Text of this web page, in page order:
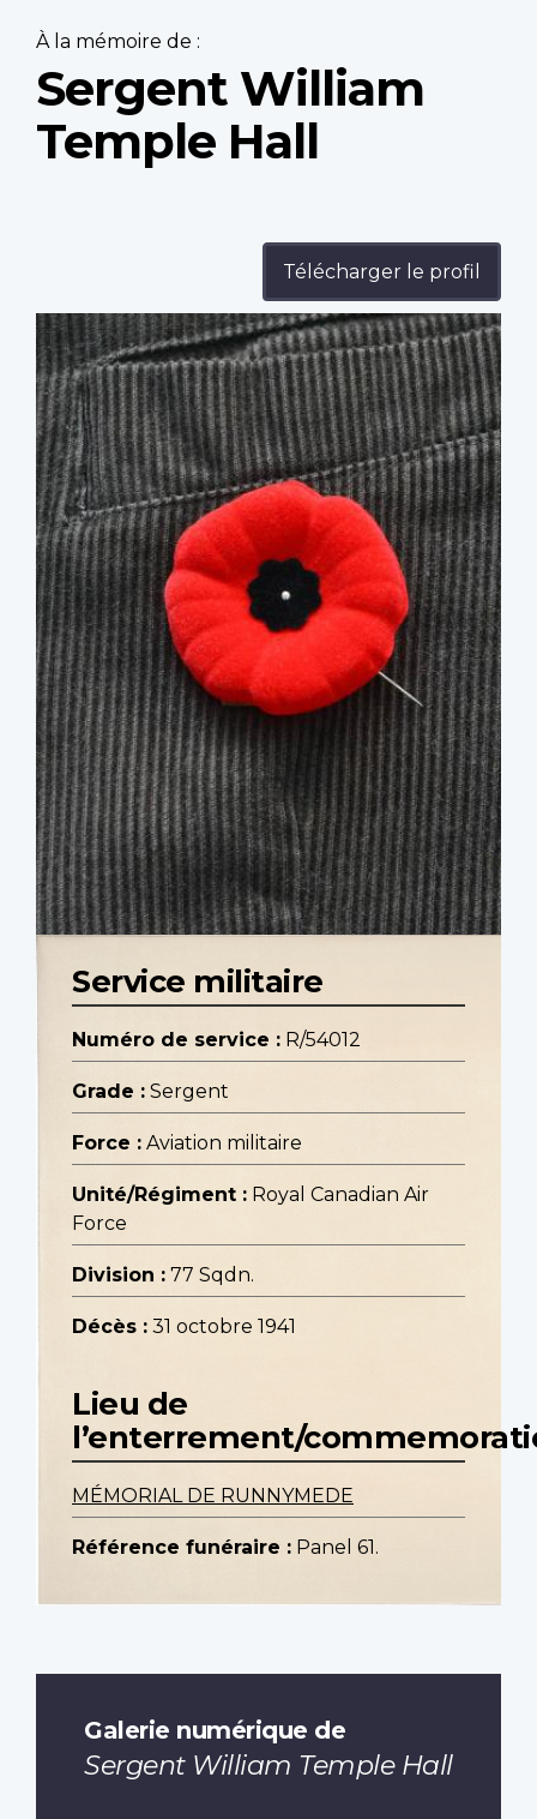
À la mémoire de :
Sergent William
Temple Hall
Télécharger le profil
Profile
image
Service militaire
Numéro de service : R/54012
Grade : Sergent
Force : Aviation militaire
Unité/Régiment : Royal Canadian Air
Force
Division : 77 Sqdn.
Décès : 31 octobre 1941
Lieu de
l’enterrement/
MÉMORIAL DE RUNNYMEDE
Référence funéraire : Panel 61.
Galerie numérique de
Sergent William Temple Hall